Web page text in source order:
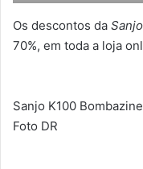
Os descontos da Sanjo
70%, em toda a loja
Sanjo K100
Foto DR